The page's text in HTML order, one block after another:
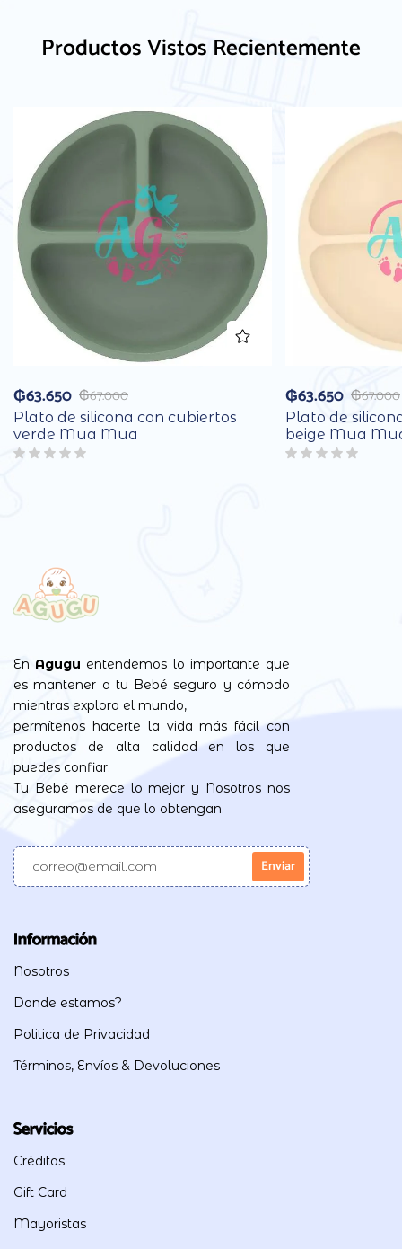
Productos Vistos Recientemente
₲67.000
₲63.650
Plato de silicona con cubiertos
verde Mua Mua
₲67.000
₲63.650
Plato de
beige Mua
En Agugu entendemos lo importante que
es mantener a tu Bebé seguro y cómodo
mientras explora el mundo,
permítenos hacerte la vida más fácil con
productos de alta calidad en los que
puedes confiar.
Tu Bebé merece lo mejor y Nosotros nos
aseguramos de que lo obtengan.
Información
Nosotros
Donde estamos?
Politica de Privacidad
Términos, Envíos & Devoluciones
Servicios
Créditos
Gift Card
Mayoristas